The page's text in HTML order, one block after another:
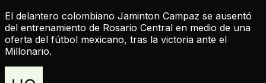
El delantero colombiano Jaminton Campaz se ausentó
del entrenamiento de Rosario Central en medio de una
oferta del fútbol mexicano, tras la victoria ante el
Millonario.